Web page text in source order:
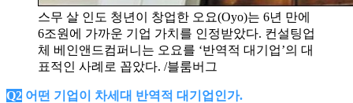
스무 살 인도 청년이 창업한 오요(Oyo)는 6년 만에
6조원에 가까운 기업 가치를 인정받았다. 컨설팅업
체 베인앤드컴퍼니는 오요를 ‘반역적 대기업’의 대
표적인 사례로 꼽았다. /블룸버그
Q2 어떤 기업이 차세대 반역적 대기업인가.